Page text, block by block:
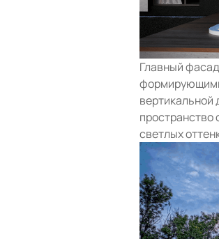
Главный
вертикальной
светлых